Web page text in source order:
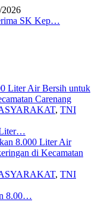
2026
SK Kep…
, TNI
Liter…
, TNI
8.00…